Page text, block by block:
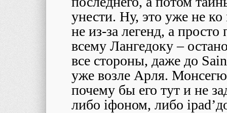
унести. Ну, это уже не
не из-за легенд, а
всему Лангедоку –
все стороны, даже до
уже возле Арля.
почему бы его тут и не
либо iфоном, либо